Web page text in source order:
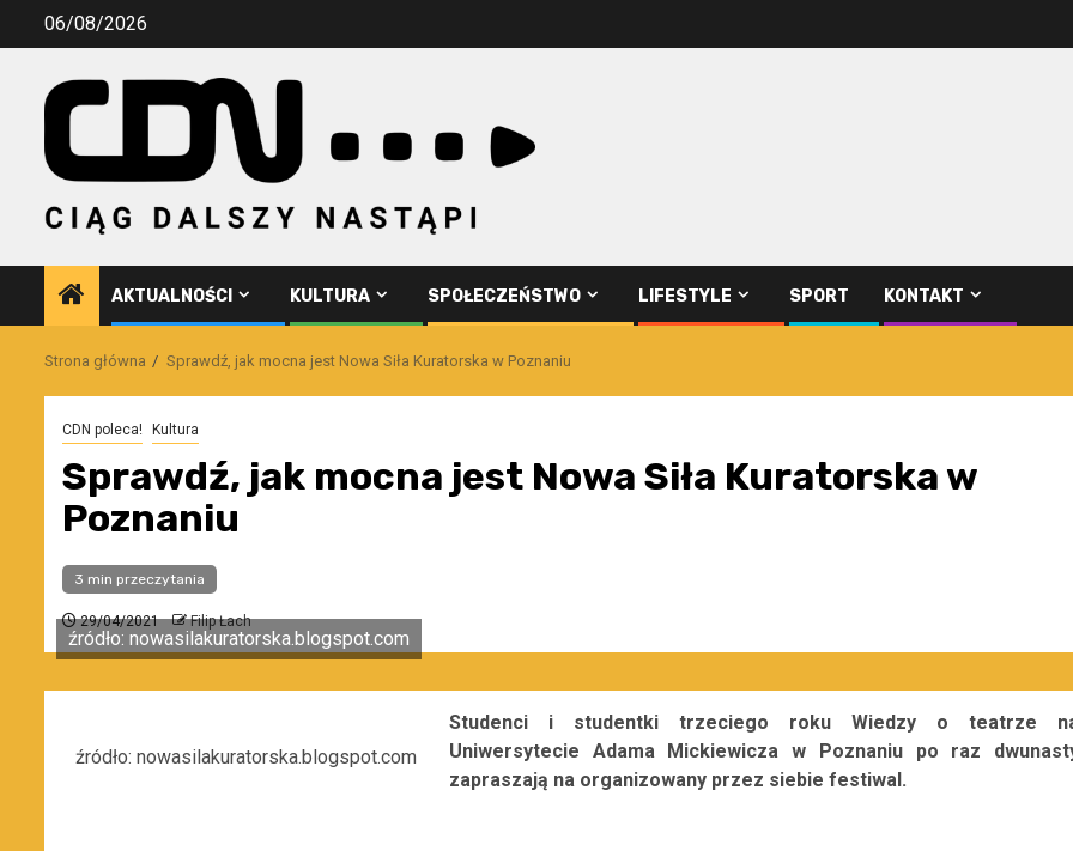
Przejdź06/08/2026
AKTUALNOŚCI KULTURA SPOŁECZEŃSTWO LIFESTYLE SPORT KONTAKT
Strona główna Sprawdź, jak mocna jest Nowa Siła Kuratorska w Poznaniu
CDN poleca! Kultura
Sprawdź, jak mocna jest Nowa Siła Kuratorska w
Poznaniu
3 min przeczytania
29/04/2021 Filip Łach
źródło: nowasilakuratorska.blogspot.com
źródło: nowasilakuratorska.blogspot.com
Studenci i studentki trzeciego roku Wiedzy o teatrze
Uniwersytecie Adama Mickiewicza w Poznaniu po raz
zapraszają na organizowany przez siebie festiwal.